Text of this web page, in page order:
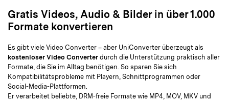
Gratis Videos, Audio & Bilder in über 1.000
Formate konvertieren
Es gibt viele Video Converter – aber UniConverter überzeugt als
kostenloser Video Converter durch die Unterstützung praktisch aller
Formate, die Sie im Alltag benötigen. So sparen Sie sich
Kompatibilitätsprobleme mit Playern, Schnittprogrammen oder
Social-Media-Plattformen.
Er verarbeitet beliebte, DRM-freie Formate wie MP4, MOV, MKV und